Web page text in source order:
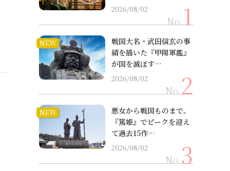
2026/08/02
No.
NEW
戦国大名・武田信玄の事
績を描いた『甲陽軍鑑』
が国を滅ぼす…
2026/08/02
No.
NEW
悪女から戦国ものまで。
『篤姫』でピークを迎え
て過去15作…
2026/08/02
No.